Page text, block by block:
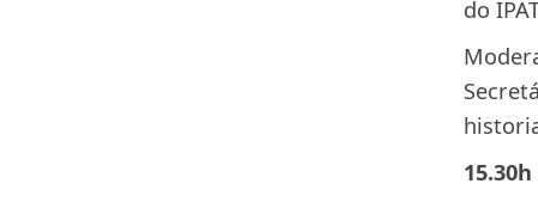
do
15.30h